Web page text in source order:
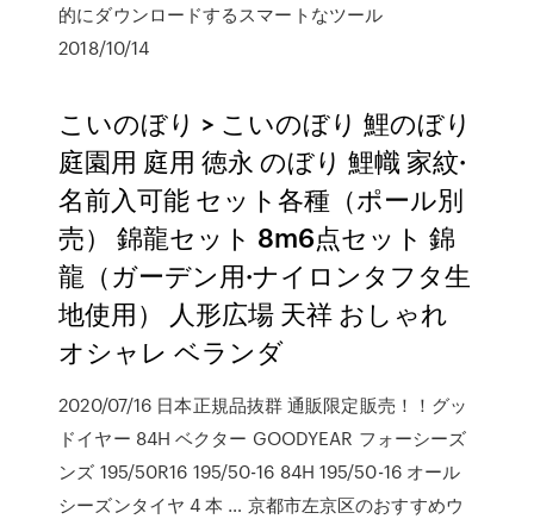
的にダウンロードするスマートなツール
2018/10/14
こいのぼり > こいのぼり 鯉のぼり
庭園用 庭用 徳永 のぼり 鯉幟 家紋·
名前入可能 セット各種（ポール別
売） 錦龍セット 8m6点セット 錦
龍（ガーデン用·ナイロンタフタ生
地使用） 人形広場 天祥 おしゃれ
オシャレ ベランダ
2020/07/16 日本正規品抜群 通販限定販売！！グッ
ドイヤー 84H ベクター GOODYEAR フォーシーズ
ンズ 195/50R16 195/50-16 84H 195/50-16 オール
シーズンタイヤ 4 本 … 京都市左京区のおすすめウ